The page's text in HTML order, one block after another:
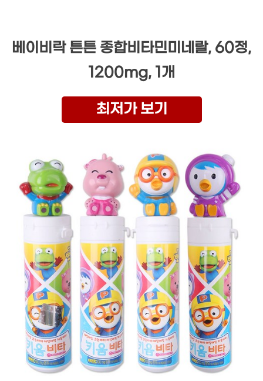
베이비락 튼튼 종합비타민미네랄, 60정,
1200mg, 1개
최저가 보기